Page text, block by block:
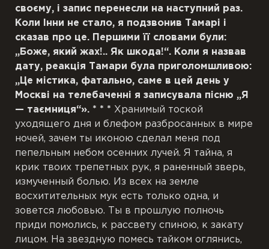
своєму, і запис перенесли на наступний раз.
Коли Інни не стало, я подзвонив Тамарі і
сказав про це. Першими її словами були:
„ Боже, який жах!.. Як шкода!“. Коли я назвав
дату, реакція Тамари була приголомшливою:
„ Це містика, фатально, саме в цей день у
Москві на телебаченні я записувала пісню „Я
— таємниця“». * * * Хранимый тоской
уходящего дня и блефом разбросанных в мире
ночей, зачем ты иконою сделал меня под
пепельным небом осенних лучей. Я тайна, я
крик твоих трепетных рук, я раненный зверь,
измученный болью. Из всех на земле
восхитительных мук есть только одна, и
зовется любовью. Ты в прошлую полночь
приди помолись, к рассвету спиною, к закату
лицом. На звездную помесь тайком оглянись,